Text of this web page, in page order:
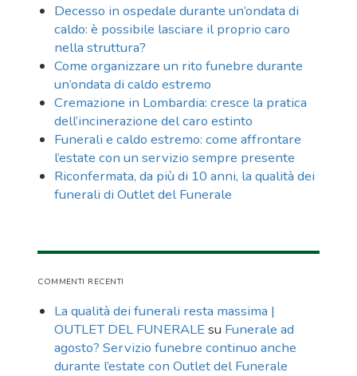
Decesso in ospedale durante un’ondata di
caldo: è possibile lasciare il proprio caro
nella struttura?
Come organizzare un rito funebre durante
un’ondata di caldo estremo
Cremazione in Lombardia: cresce la pratica
dell’incinerazione del caro estinto
Funerali e caldo estremo: come affrontare
l’estate con un servizio sempre presente
Riconfermata, da più di 10 anni, la qualità dei
funerali di Outlet del Funerale
COMMENTI RECENTI
La qualità dei funerali resta massima |
OUTLET DEL FUNERALEsu Funerale ad
agosto? Servizio funebre continuo anche
durante l’estate con Outlet del Funerale